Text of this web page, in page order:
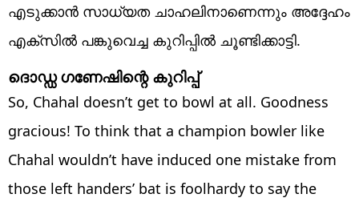
എടുക്കാൻ സാധ്യത ചാഹലിനാണെന്നും അദ്ദേഹം
എക്‌സില്‍ പങ്കുവെച്ച കുറിപ്പില്‍ ചൂണ്ടിക്കാട്ടി.
ദൊഡ്ഡ ഗണേഷിന്റെ കുറിപ്പ്‌
So, Chahal doesn’t get to bowl at all. Goodness
gracious! To think that a champion bowler like
Chahal wouldn’t have induced one mistake from
those left handers’ bat is foolhardy to say the